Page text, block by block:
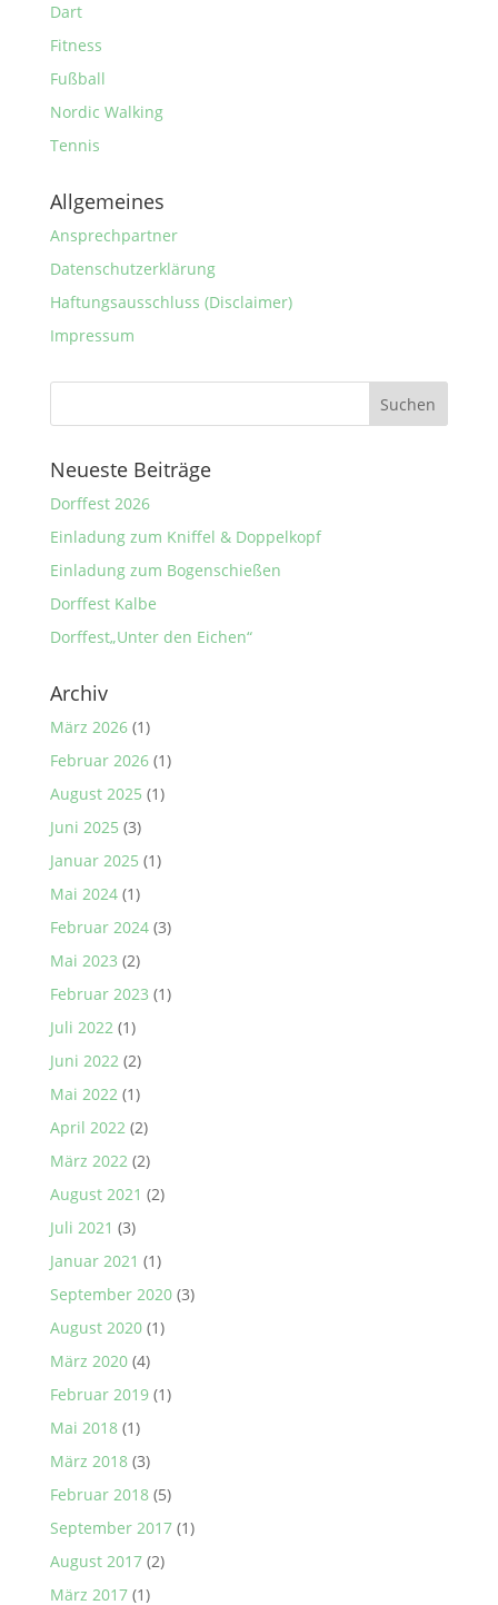
Dart
Fitness
Fußball
Nordic Walking
Tennis
Allgemeines
Ansprechpartner
Datenschutzerklärung
Haftungsausschluss (Disclaimer)
Impressum
Neueste Beiträge
Dorffest 2026
Einladung zum Kniffel & Doppelkopf
Einladung zum Bogenschießen
Dorffest Kalbe
Dorffest„Unter den Eichen“
Archiv
März 2026(1)
Februar 2026(1)
August 2025 (1)
Juni 2025 (3)
Januar 2025 (1)
Mai 2024(1)
Februar 2024(3)
Mai 2023 (2)
Februar 2023 (1)
Juli 2022(1)
Juni 2022(2)
Mai 2022(1)
April 2022(2)
März 2022(2)
August 2021 (2)
Juli 2021 (3)
Januar 2021 (1)
September 2020(3)
August 2020(1)
März 2020(4)
Februar 2019(1)
Mai 2018(1)
März 2018(3)
Februar 2018(5)
September 2017(1)
August 2017(2)
März 2017(1)